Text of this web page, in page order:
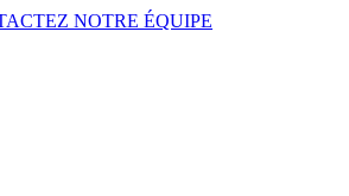
NOTRE ÉQUIPE